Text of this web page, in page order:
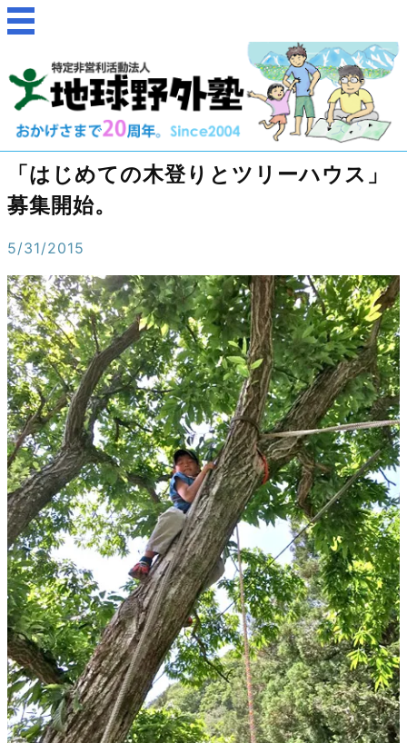
「はじめての木登りとツリーハウス」
募集開始。
5/31/2015